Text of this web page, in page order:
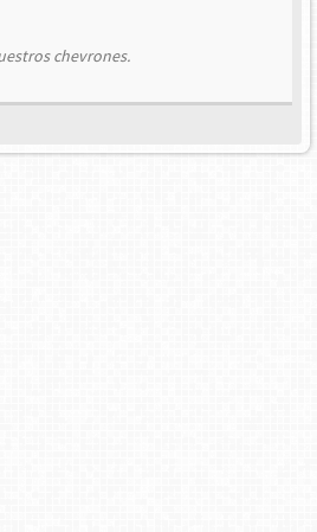
chevrones.